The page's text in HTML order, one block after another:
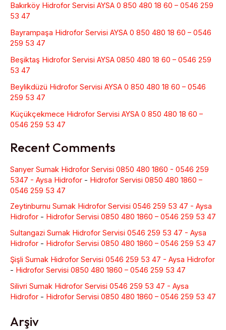
Bakırköy Hidrofor Servisi AYSA 0 850 480 18 60 – 0546 259
53 47
Bayrampaşa Hidrofor Servisi AYSA 0 850 480 18 60 – 0546
259 53 47
Beşiktaş Hidrofor Servisi AYSA 0850 480 18 60 – 0546 259
53 47
Beylikdüzü Hidrofor Servisi AYSA 0 850 480 18 60 – 0546
259 53 47
Küçükçekmece Hidrofor Servisi AYSA 0 850 480 18 60 –
0546 259 53 47
Recent Comments
Sarıyer Sumak Hidrofor Servisi 0850 480 1860 - 0546 259
5347 - Aysa Hidrofor - Hidrofor Servisi 0850 480 1860 –
0546 259 53 47
Zeytinburnu Sumak Hidrofor Servisi 0546 259 53 47 - Aysa
Hidrofor - Hidrofor Servisi 0850 480 1860 – 0546 259 53 47
Sultangazi Sumak Hidrofor Servisi 0546 259 53 47 - Aysa
Hidrofor - Hidrofor Servisi 0850 480 1860 – 0546 259 53 47
Şişli Sumak Hidrofor Servisi 0546 259 53 47 - Aysa Hidrofor
- Hidrofor Servisi 0850 480 1860 – 0546 259 53 47
Silivri Sumak Hidrofor Servisi 0546 259 53 47 - Aysa
Hidrofor - Hidrofor Servisi 0850 480 1860 – 0546 259 53 47
Arşiv